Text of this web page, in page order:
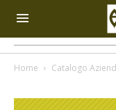
Home Catalogo